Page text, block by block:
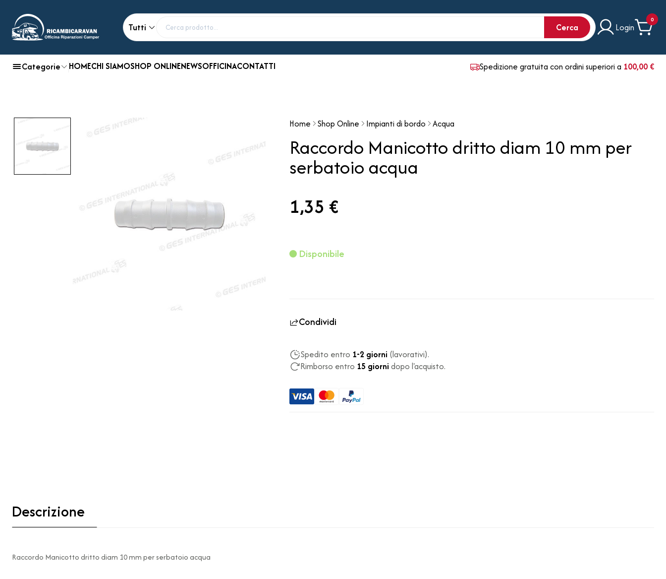
Tutti Cerca Login
0
Categorie HOMECHI SIAMOSHOP ONLINENEWSOFFICINACONTATTI Spedizione gratuita con ordini superiori a 100,00 €
Home Shop Online Impianti di bordo Acqua
Raccordo Manicotto dritto diam 10 mm per
serbatoio acqua
1,35 €
Disponibile
Condividi
Spedito entro 1-2 giorni (lavorativi).
Rimborso entro 15 giorni dopo l'acquisto.
Descrizione
Raccordo Manicotto dritto diam 10 mm per serbatoio acqua